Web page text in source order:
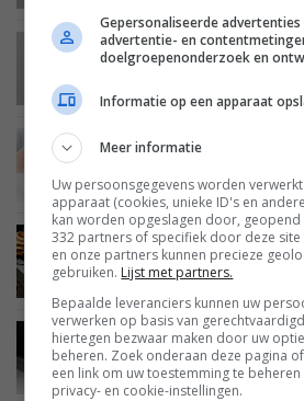
BEELD 31 JULI 2014
Samsung begint verkoop
BEELD 10 JULI 2014
BEELD 07 JANUARI 2014
LG toont 77-inch oled tv
BEELD 07 JANUARI 2014
Samsung toont buigbare
Gepersonaliseerde
advertentie- en
doelgroepenonderzoek en
Informatie op een apparaat
Meer informatie
Uw persoonsgegevens worden
apparaat (cookies, unieke ID's en
kan worden opgeslagen door,
332 partners of specifiek door deze
en onze partners kunnen precieze
gebruiken. Lijst met partners.
Bepaalde leveranciers kunnen uw
verwerken op basis van
hiertegen bezwaar maken door uw
beheren. Zoek onderaan deze pagina
een link om uw toestemming te
privacy- en cookie-instellingen.